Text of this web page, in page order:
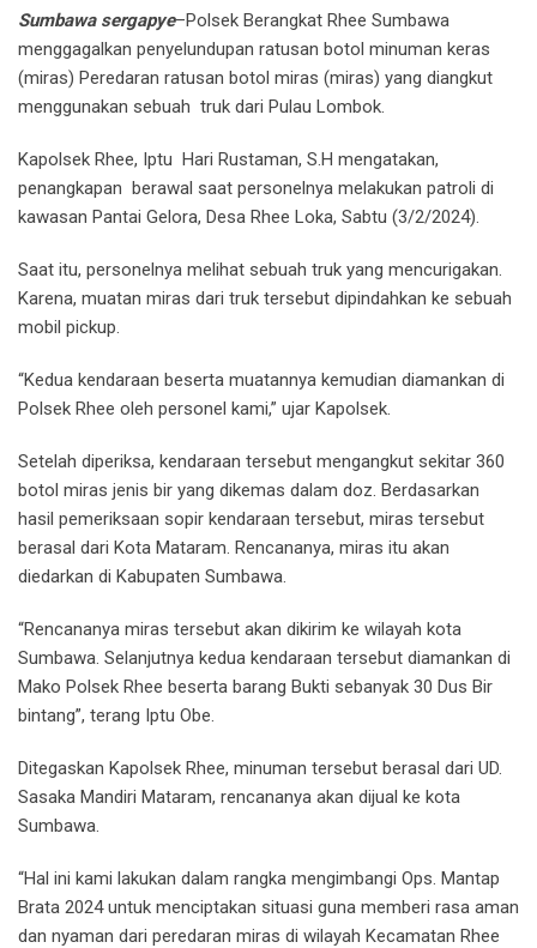
Sumbawa sergapye–Polsek Berangkat Rhee Sumbawa
menggagalkan penyelundupan ratusan botol minuman keras
(miras) Peredaran ratusan botol miras (miras) yang diangkut
menggunakan sebuah truk dari Pulau Lombok.
Kapolsek Rhee, Iptu Hari Rustaman, S.H mengatakan,
penangkapan berawal saat personelnya melakukan patroli di
kawasan Pantai Gelora, Desa Rhee Loka, Sabtu (3/2/2024).
Saat itu, personelnya melihat sebuah truk yang mencurigakan.
Karena, muatan miras dari truk tersebut dipindahkan ke sebuah
mobil pickup.
“Kedua kendaraan beserta muatannya kemudian diamankan di
Polsek Rhee oleh personel kami,” ujar Kapolsek.
Setelah diperiksa, kendaraan tersebut mengangkut sekitar 360
botol miras jenis bir yang dikemas dalam doz. Berdasarkan
hasil pemeriksaan sopir kendaraan tersebut, miras tersebut
berasal dari Kota Mataram. Rencananya, miras itu akan
diedarkan di Kabupaten Sumbawa.
“Rencananya miras tersebut akan dikirim ke wilayah kota
Sumbawa. Selanjutnya kedua kendaraan tersebut diamankan di
Mako Polsek Rhee beserta barang Bukti sebanyak 30 Dus Bir
bintang”, terang Iptu Obe.
Ditegaskan Kapolsek Rhee, minuman tersebut berasal dari UD.
Sasaka Mandiri Mataram, rencananya akan dijual ke kota
Sumbawa.
“Hal ini kami lakukan dalam rangka mengimbangi Ops. Mantap
Brata 2024 untuk menciptakan situasi guna memberi rasa aman
dan nyaman dari peredaran miras di wilayah Kecamatan Rhee